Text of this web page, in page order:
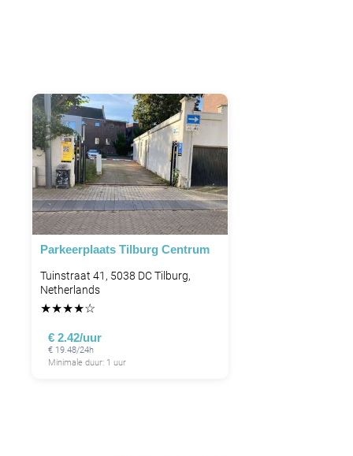
Parkeerplaats Tilburg Centrum
Tuinstraat 41, 5038 DC Tilburg,
Netherlands
★★★★☆
€ 2.42/uur
€ 19.48/24h
Minimale duur: 1 uur